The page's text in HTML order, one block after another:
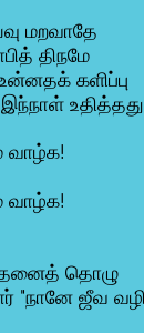
மறவாதே
திநமே
களிப்பு
உதித்தது
வாழ்க!
வாழ்க!
தொழு
"நானே ஜீவ